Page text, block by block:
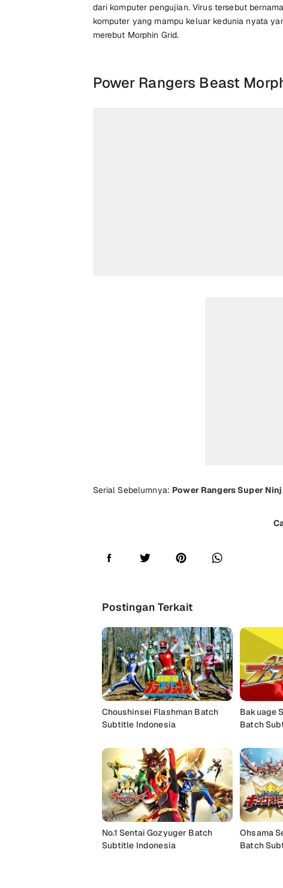
dari komputer pengujian. Virus tersebut
komputer yang mampu keluar kedunia nyata
merebut Morphin Grid.
Power Rangers Beast
Serial Sebelumnya: Power Rangers Super
Postingan Terkait
Choushinsei Flashman Batch
Subtitle Indonesia
Bakuage
Batch
No.1 Sentai Gozyuger Batch
Subtitle Indonesia
Ohsama
Batch